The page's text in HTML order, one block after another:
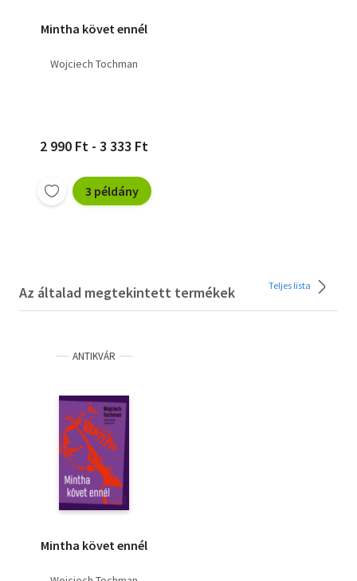
Mintha követ ennél
Wojciech Tochman
2 990 Ft - 3 333 Ft
3 példány
Az általad megtekintett termékek Teljes lista
ANTIKVÁR
Mintha követ ennél